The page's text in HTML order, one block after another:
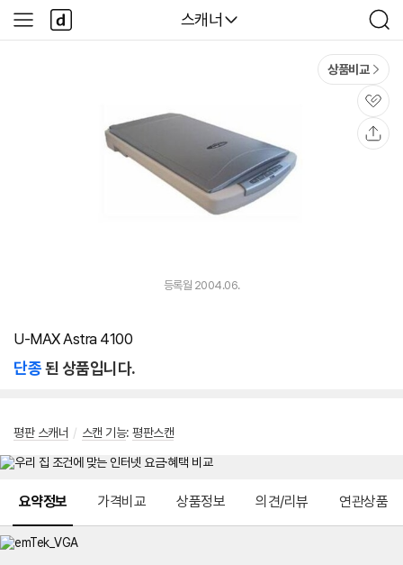
다나와
스캐너
검
색
사
이
다
나
와
상품비교
관
심
등록월 2004.06.
U-MAX Astra 4100
단종된 상품입니다.
평판 스캐너 / 스캔 기능: 평판스캔
요약정보 가격비교 상품정보 의견/리뷰 연관상품